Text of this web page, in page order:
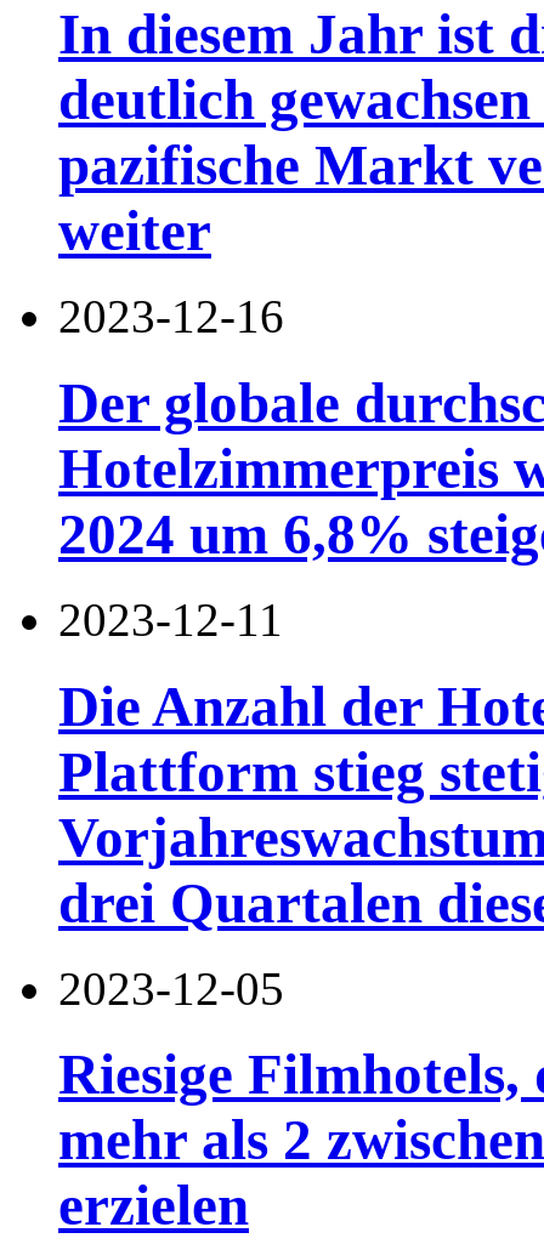
In diesem Jahr ist
deutlich
pazifische Markt
weiter
2023-12-16
Der globale
Hotelzimmerpreis
2024 um 6,8%
2023-12-11
Die Anzahl der
Plattform stieg
drei Quartalen
2023-12-05
Riesige
mehr als 2
erzielen